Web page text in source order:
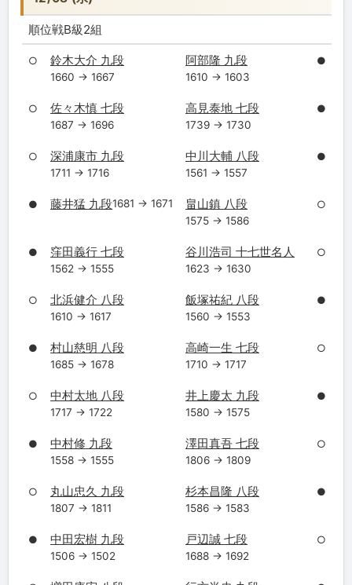
順位戦B級2組
○ 鈴木大介 九段
1660 → 1667
阿部隆 九段
1610 → 1603
●
○ 佐々木慎 七段
1687 → 1696
高見泰地 七段
1739 → 1730
●
○ 深浦康市 九段
1711 → 1716
中川大輔 八段
1561 → 1557
●
● 藤井猛 九段1681 → 1671 畠山鎮 八段
1575 → 1586
○
● 窪田義行 七段
1562 → 1555
谷川浩司 十七世名人
1623 → 1630
○
○ 北浜健介 八段
1610 → 1617
飯塚祐紀 八段
1560 → 1553
●
● 村山慈明 八段
1685 → 1678
高崎一生 七段
1710 → 1717
○
○ 中村太地 八段
1717 → 1722
井上慶太 九段
1580 → 1575
●
● 中村修 九段
1558 → 1555
澤田真吾 七段
1806 → 1809
○
○ 丸山忠久 九段
1807 → 1811
杉本昌隆 八段
1586 → 1583
●
● 中田宏樹 九段
1506 → 1502
戸辺誠 七段
1688 → 1692
○